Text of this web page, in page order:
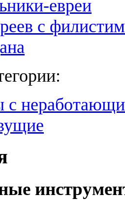
евреи
с
с